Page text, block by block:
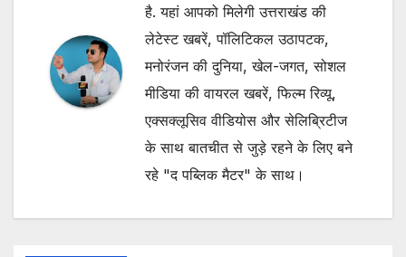
है. यहां आपको मिलेगी उत्तराखंड की
लेटेस्ट खबरें, पॉलिटिकल उठापटक,
मनोरंजन की दुनिया, खेल-जगत, सोशल
मीडिया की वायरल खबरें, फिल्म रिव्यू,
एक्सक्लूसिव वीडियोस और सेलिब्रिटीज
के साथ बातचीत से जुड़े रहने के लिए बने
रहे "द पब्लिक मैटर" के साथ।